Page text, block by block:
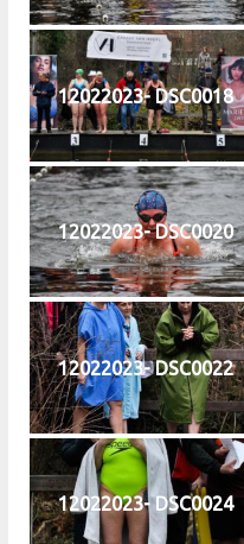
12022023- DSC0018
12022023- DSC0020
12022023- DSC0022
12022023- DSC0024